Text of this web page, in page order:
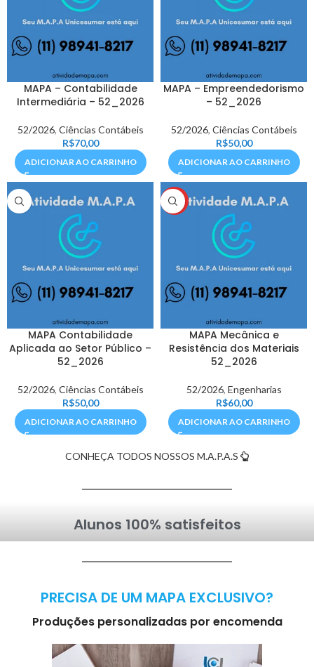
MAPA – Contabilidade
Intermediária – 52_2026
52/2026, Ciências Contábeis
R$70,00
ADICIONAR AO CARRINHO
MAPA – Empreendedorismo
– 52_2026
52/2026, Ciências Contábeis
R$50,00
ADICIONAR AO CARRINHO
MAPA Contabilidade
Aplicada ao Setor Público –
52_2026
52/2026, Ciências Contábeis
R$50,00
ADICIONAR AO CARRINHO
HOT
MAPA Mecânica e
Resistência dos Materiais
52_2026
52/2026, Engenharias
R$60,00
ADICIONAR AO CARRINHO
CONHEÇA TODOS NOSSOS M.A.P.A.S
Alunos 100% satisfeitos
PRECISA DE UM MAPA EXCLUSIVO?
Produções personalizadas por encomenda